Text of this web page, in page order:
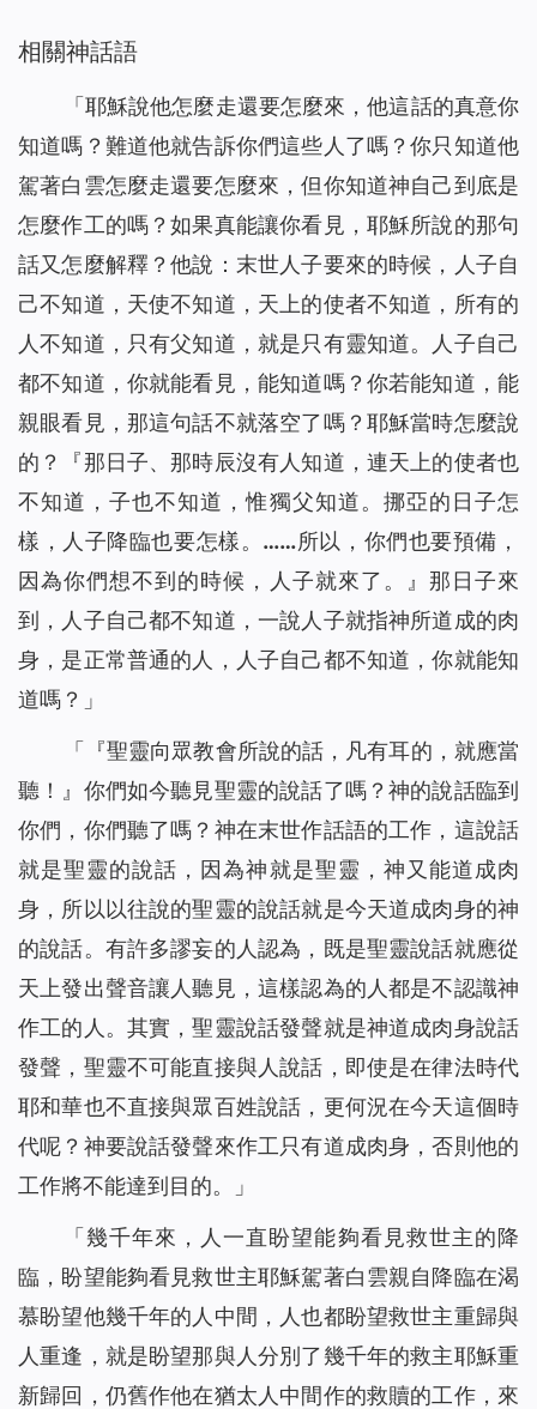
相關神話語
「耶穌說他怎麼走還要怎麼來，他這話的真意你
知道嗎？難道他就告訴你們這些人了嗎？你只知道他
駕著白雲怎麼走還要怎麼來，但你知道神自己到底是
怎麼作工的嗎？如果真能讓你看見，耶穌所說的那句
話又怎麼解釋？他說：末世人子要來的時候，人子自
己不知道，天使不知道，天上的使者不知道，所有的
人不知道，只有父知道，就是只有靈知道。人子自己
都不知道，你就能看見，能知道嗎？你若能知道，能
親眼看見，那這句話不就落空了嗎？耶穌當時怎麼說
的？『那日子、那時辰沒有人知道，連天上的使者也
不知道，子也不知道，惟獨父知道。挪亞的日子怎
樣，人子降臨也要怎樣。……所以，你們也要預備，
因為你們想不到的時候，人子就來了。』那日子來
到，人子自己都不知道，一說人子就指神所道成的肉
身，是正常普通的人，人子自己都不知道，你就能知
道嗎？」
「『聖靈向眾教會所說的話，凡有耳的，就應當
聽！』你們如今聽見聖靈的說話了嗎？神的說話臨到
你們，你們聽了嗎？神在末世作話語的工作，這說話
就是聖靈的說話，因為神就是聖靈，神又能道成肉
身，所以以往說的聖靈的說話就是今天道成肉身的神
的說話。有許多謬妄的人認為，既是聖靈說話就應從
天上發出聲音讓人聽見，這樣認為的人都是不認識神
作工的人。其實，聖靈說話發聲就是神道成肉身說話
發聲，聖靈不可能直接與人說話，即使是在律法時代
耶和華也不直接與眾百姓說話，更何況在今天這個時
代呢？神要說話發聲來作工只有道成肉身，否則他的
工作將不能達到目的。」
「幾千年來，人一直盼望能夠看見救世主的降
臨，盼望能夠看見救世主耶穌駕著白雲親自降臨在渴
慕盼望他幾千年的人中間，人也都盼望救世主重歸與
人重逢，就是盼望那與人分別了幾千年的救主耶穌重
新歸回，仍舊作他在猶太人中間作的救贖的工作，來